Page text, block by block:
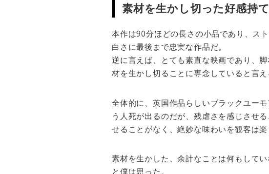
素材を生かし切った好感持
本作は90分ほどの長さの小品であり、ス
白さに最後まで忠実な作品だ。
逆に言えば、とても素直な映画であり、
材を生かし切ることに専念していると言え
全体的に、英国作品らしいブラックユー
う人死が出るのだが、残虐さを感じさせ
せることがなく、絶妙な味わいを観客は楽
素材を生かした、余計なことは何もして
と僕は思った。